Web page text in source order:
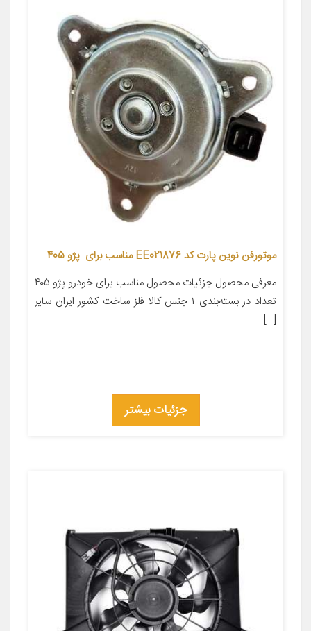
موتورفن نوین پارت کد EE021876 مناسب برای پژو 405
معرفی محصول جزئیات محصول مناسب برای خودرو پژو ۴۰۵
تعداد در بسته‌بندی ۱ جنس کالا فلز ساخت کشور ایران سایر
[…]
جزئیات بیشتر